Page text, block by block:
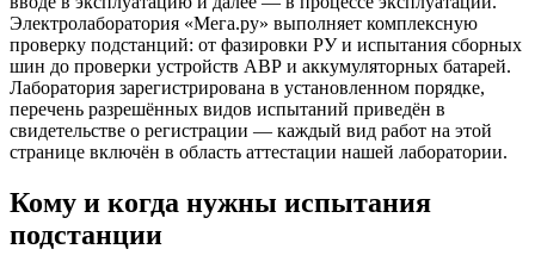
Электролаборатория «Мега.ру» выполняет комплексную
проверку подстанций: от фазировки РУ и испытания сборных
шин до проверки устройств АВР и аккумуляторных батарей.
Лаборатория зарегистрирована в установленном порядке,
перечень разрешённых видов испытаний приведён в
свидетельстве о регистрации — каждый вид работ на этой
странице включён в область аттестации нашей лаборатории.
Кому и когда нужны испытания
подстанции